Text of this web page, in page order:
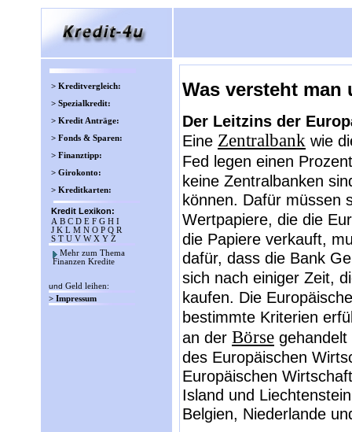
> Kreditvergleich:
> Spezialkredit:
> Kredit Anträge:
> Fonds & Sparen:
> Finanztipp:
> Girokonto:
> Kreditkarten:
Kredit Lexikon:
A B C D E F G H I
J K L M N O P Q R
S T U V WX Y Z
Mehr zum Thema
Finanzen Kredite
und Geld leihen:
> Impressum
Was versteht
Der Leitzins der
Eine Zentralbank wie
Fed legen einen
keine Zentralbanken
können. Dafür müssen
Wertpapiere, die die
die Papiere verkauft,
dafür, dass die Bank
sich nach einiger Zeit,
kaufen. Die
bestimmte Kriterien
an der Börse
des Europäischen
Europäischen
Island und
Belgien, Niederlande